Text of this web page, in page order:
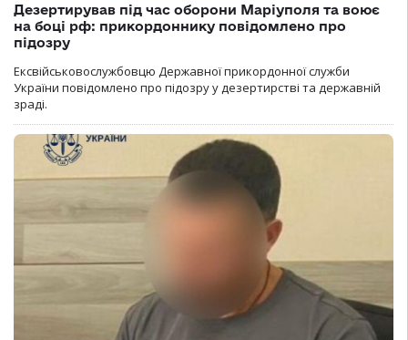
Дезертирував під час оборони Маріуполя та воює
на боці рф: прикордоннику повідомлено про
підозру
Ексвійськовослужбовцю Державної прикордонної служби
України повідомлено про підозру у дезертирстві та державній
зраді.